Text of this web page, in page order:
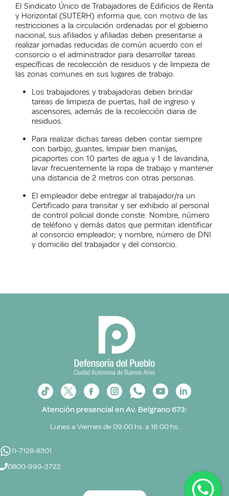
El Sindicato Único de Trabajadores de Edificios de Renta
y Horizontal (SUTERH) informa que, con motivo de las
restricciones a la circulación ordenadas por el gobierno
nacional, sus afiliados y afiliadas deben presentarse a
realizar jornadas reducidas de común acuerdo con el
consorcio o el administrador para desarrollar tareas
específicas de recolección de residuos y de limpieza de
las zonas comunes en sus lugares de trabajo.
Los trabajadores y trabajadoras deben brindar
tareas de limpieza de puertas, hall de ingreso y
ascensores, además de la recolección diaria de
residuos.
Para realizar dichas tareas deben contar siempre
con barbijo, guantes, limpiar bien manijas,
picaportes con 10 partes de agua y 1 de lavandina,
lavar frecuentemente la ropa de trabajo y mantener
una distancia de 2 metros con otras personas.
El empleador debe entregar al trabajador/ra un
Certificado para transitar y ser exhibido al personal
de control policial donde conste: Nombre, número
de teléfono y demás datos que permitan identificar
al consorcio empleador; y nombre, número de DNI
y domicilio del trabajador y del consorcio.
Atención presencial en Av. Belgrano 673:
Lunes a Viernes de 09:00 hs. a 16:00 hs.
11-7128-8301
0800-999-3722